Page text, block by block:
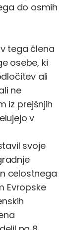
do osmih
tega člena
osebe, ki
ali
ne
iz prejšnjih
v
svoje
celostnega
Evropske